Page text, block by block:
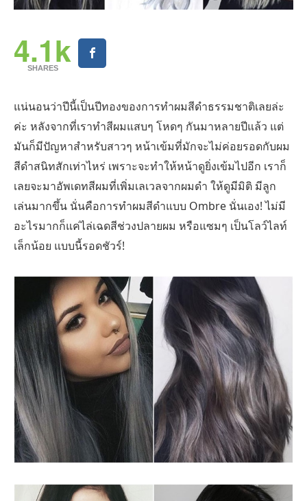
4.1k
SHARES
แน่นอนว่าปีนี้เป็นปีทองของการทำผมสีดำธรรมชาติเลยล่ะ
ค่ะ หลังจากที่เราทำสีผมแสบๆ โหดๆ กันมาหลายปีแล้ว แต่
มันก็มีปัญหาสำหรับสาวๆ หน้าเข้มที่มักจะไม่ค่อยรอดกับผม
สีดำสนิทสักเท่าไหร่ เพราะจะทำให้หน้าดูยิ่งเข้มไปอีก เราก็
เลยจะมาอัพเดทสีผมที่เพิ่มเลเวลจากผมดำ ให้ดูมีมิติ มีลูก
เล่นมากขึ้น นั่นคือการทำผมสีดำแบบ Ombre นั่นเอง! ไม่มี
อะไรมากก็แค่ไล่เฉดสีช่วงปลายผม หรือแซมๆ เป็นโลว์ไลท์
เล็กน้อย แบบนี้รอดชัวร์!